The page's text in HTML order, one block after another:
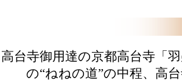
高台寺御用達の京都高台寺「
の“ねねの道”の中程、高